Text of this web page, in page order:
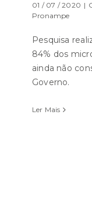
01 / 07 / 2020 |
Pronampe
Pesquisa
84% dos
ainda não
Governo.
Ler Mais